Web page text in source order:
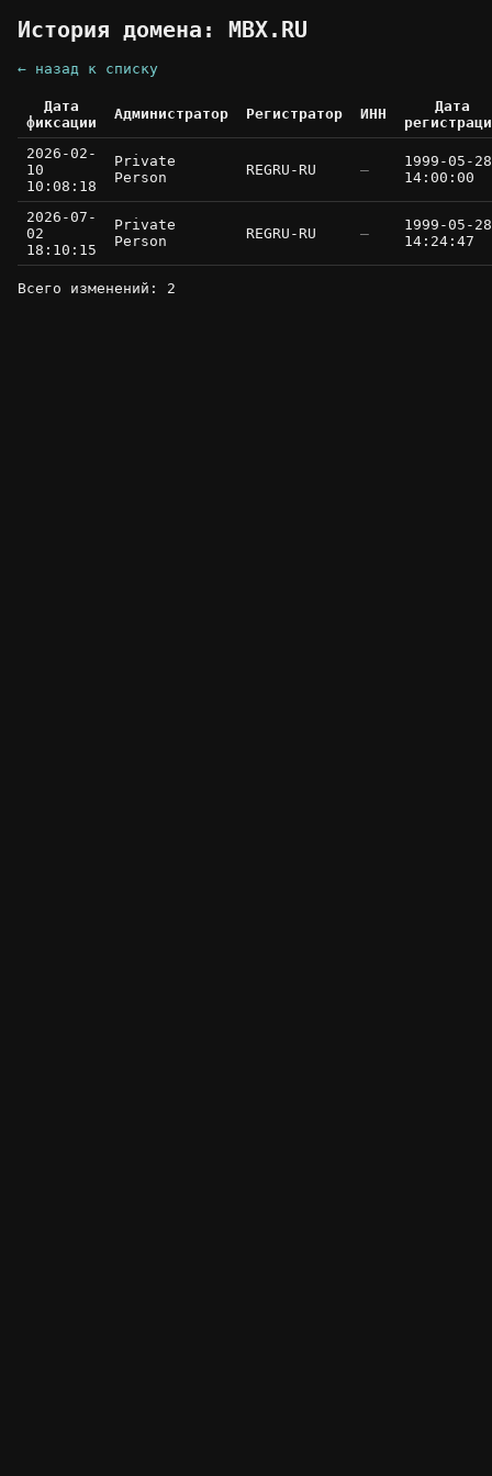
История домена: MBX.RU
← назад к списку
Дата
фиксации
Администратор Регистратор ИНН
Дата
2026-02-
10
10:08:18
Private
Person
REGRU-RU —
1999-05-28
14:00:00
2026-07-
02
18:10:15
Private
Person
REGRU-RU —
1999-05-28
14:24:47
Всего изменений: 2